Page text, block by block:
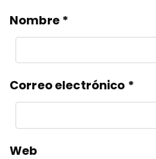
Nombre*
Correo electrónico *
Web